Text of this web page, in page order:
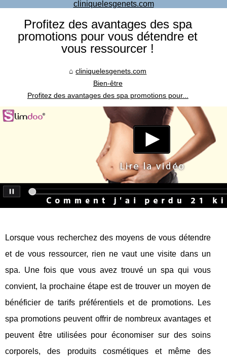
Profitez des avantages des spa
promotions pour vous détendre et
vous ressourcer !
cliniquelesgenets.com
Bien-être
Profitez des avantages des spa promotions pour...
Lorsque vous recherchez des moyens de vous détendre
et de vous ressourcer, rien ne vaut une visite dans un
spa. Une fois que vous avez trouvé un spa qui vous
convient, la prochaine étape est de trouver un moyen de
bénéficier de tarifs préférentiels et de promotions. Les
spa promotions peuvent offrir de nombreux avantages et
peuvent être utilisées pour économiser sur des soins
corporels, des produits cosmétiques et même des
cliniquelesgenets.com